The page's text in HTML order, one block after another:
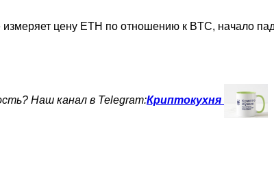
цену ETH по отношению к BTC, начало
Наш канал в Telegram:Криптокухня